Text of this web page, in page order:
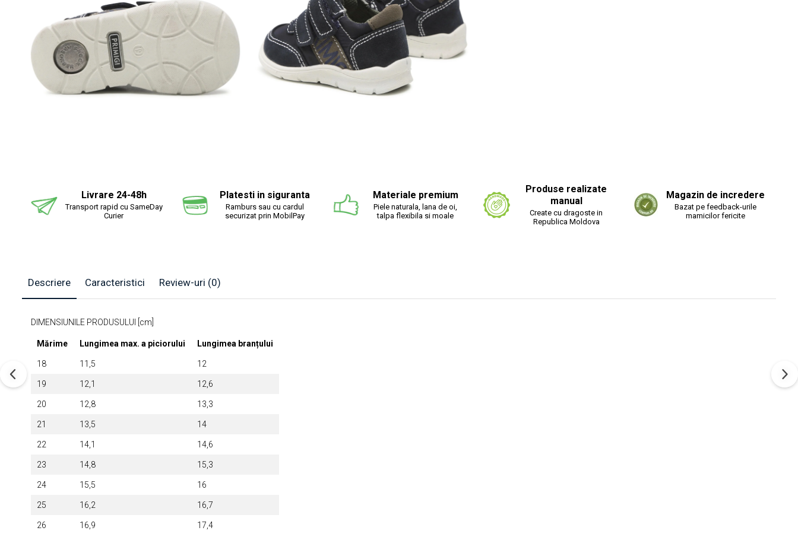
Livrare 24-48h
Transport rapid cu SameDay
Curier
Platesti in siguranta
Ramburs sau cu cardul
securizat prin MobilPay
Materiale premium
Piele naturala, lana de oi,
talpa flexibila si moale
Produse realizate
manual
Create cu dragoste in
Republica Moldova
Magazin de incredere
Bazat pe feedback-urile
mamicilor fericite
Descriere Caracteristici Review-uri (0)
DIMENSIUNILE PRODUSULUI [cm]
Mărime Lungimea max. a piciorului Lungimea branțului
18 11,5 12
19 12,1 12,6
20 12,8 13,3
21 13,5 14
22 14,1 14,6
23 14,8 15,3
24 15,5 16
25 16,2 16,7
26 16,9 17,4